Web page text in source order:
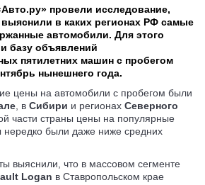
провели исследование,
выяснили в каких регионах РФ самые
автомобили. Для этого
базу объявлений
пятилетних машин с пробегом
нынешнего года.
цены на автомобили с пробегом были
, в Сибири и регионах Северного
части страны цены на популярные
были даже ниже средних
выяснили, что в массовом сегменте
Logan в Ставропольском крае